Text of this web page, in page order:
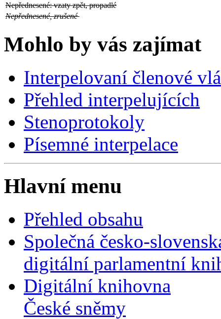
Nepřednesené: vzaty zpět, propadlé
Nepřednesené, zrušené
Mohlo by vás zajímat
Interpelovaní členové
Přehled interpelujících
Stenoprotokoly
Písemné interpelace
Hlavní menu
Přehled obsahu
Společná česko-
digitální parlamentní
Digitální knihovna
České sněmy